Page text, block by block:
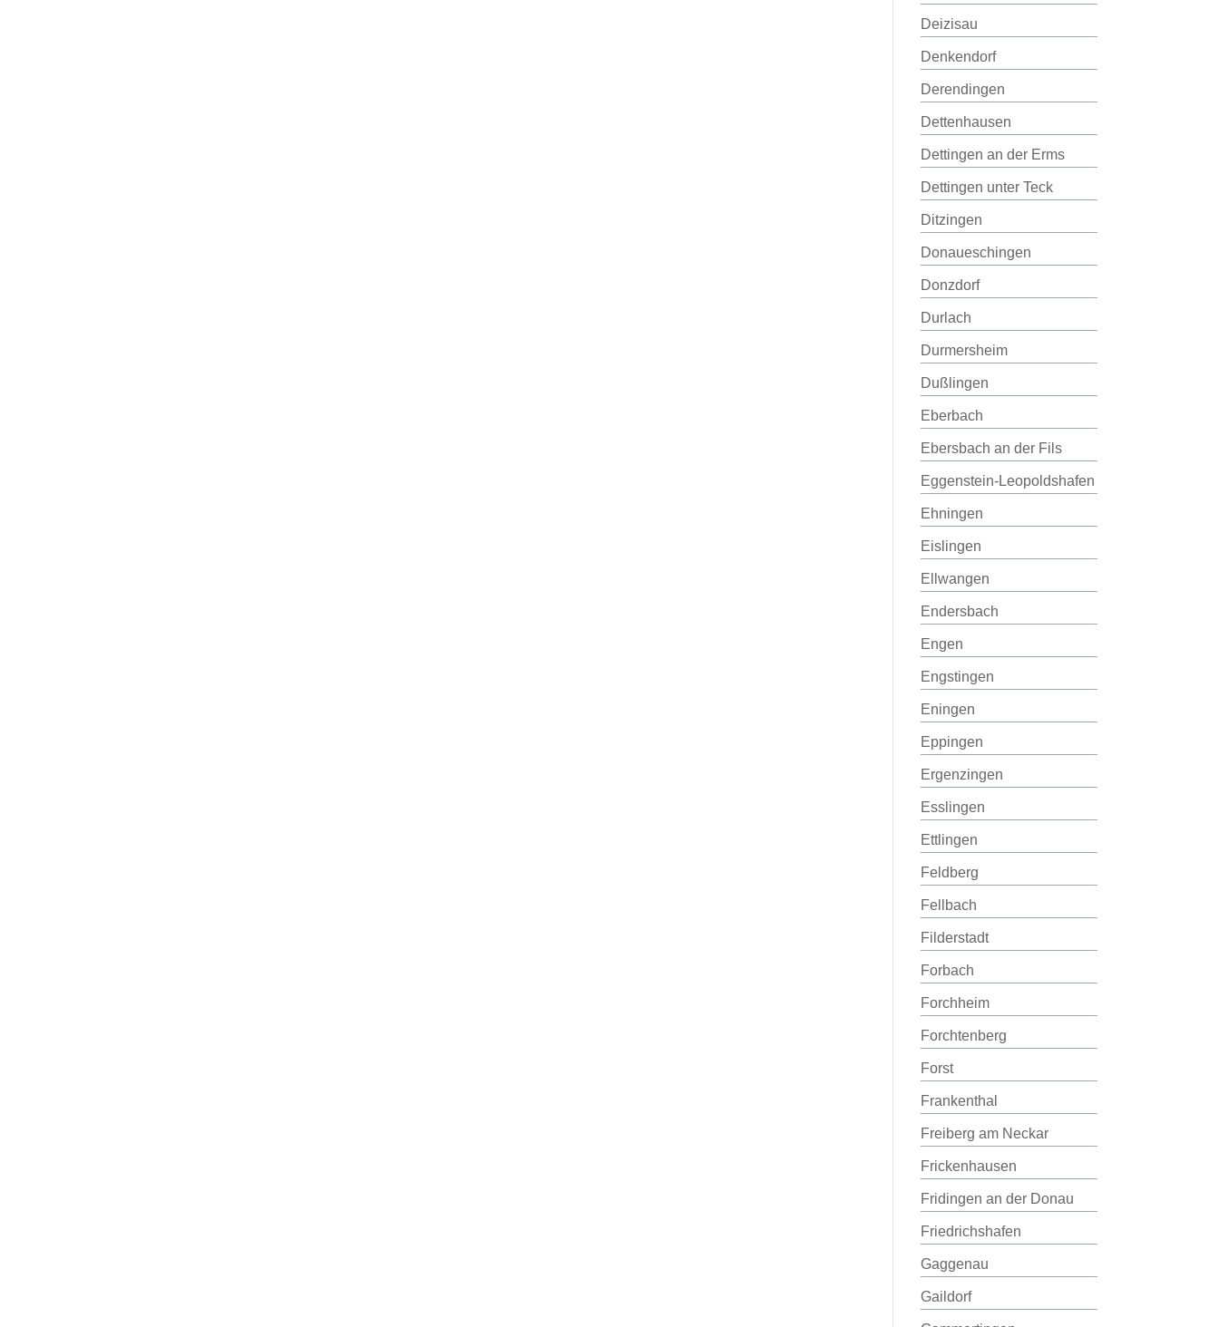
Deizisau
Denkendorf
Derendingen
Dettenhausen
Dettingen an der Erms
Dettingen unter Teck
Ditzingen
Donaueschingen
Donzdorf
Durlach
Durmersheim
Dußlingen
Eberbach
Ebersbach an der Fils
Eggenstein-Leopoldshafen
Ehningen
Eislingen
Ellwangen
Endersbach
Engen
Engstingen
Eningen
Eppingen
Ergenzingen
Esslingen
Ettlingen
Feldberg
Fellbach
Filderstadt
Forbach
Forchheim
Forchtenberg
Forst
Frankenthal
Freiberg am Neckar
Frickenhausen
Fridingen an der Donau
Friedrichshafen
Gaggenau
Gaildorf